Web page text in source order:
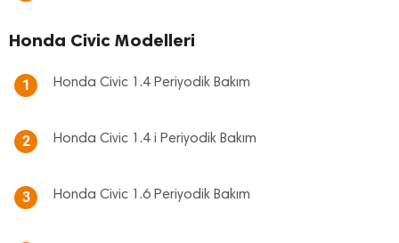
Honda Civic Modelleri
1 Honda Civic 1.4 Periyodik Bakım
2 Honda Civic 1.4 i Periyodik Bakım
3 Honda Civic 1.6 Periyodik Bakım